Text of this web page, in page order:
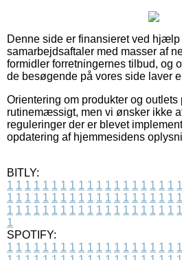
Denne side er finansieret ved hjælp
samarbejdsaftaler med masser af
formidler forretningernes tilbud, og
de besøgende på vores side laver
Orientering om produkter og
rutinemæssigt, men vi ønsker ikke
reguleringer der er blevet
opdatering af hjemmesidens
BITLY:
1 1 1 1 1 1 1 1 1 1 1 1 1 1 1 1 1 1 1 1
1 1 1 1 1 1 1 1 1 1 1 1 1 1 1 1 1 1 1 1
1 1 1 1 1 1 1 1 1 1 1 1 1 1 1 1 1 1 1 1
1
SPOTIFY:
1 1 1 1 1 1 1 1 1 1 1 1 1 1 1 1 1 1 1 1